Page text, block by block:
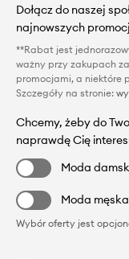
Dołącz do naszej
najnowszych
**Rabat jest
ważny przy zakupach
promocjami, a niektóre
Szczegóły na stronie:
Chcemy, żeby do
naprawdę Cię
Moda
Moda męska
Wybór oferty jest